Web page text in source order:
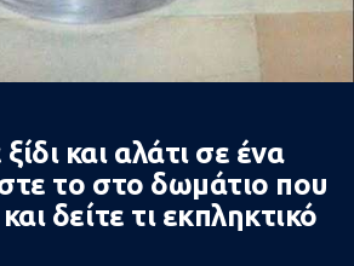
και αλάτι σε ένα
το στο δωμάτιο που
δείτε τι εκπληκτικό